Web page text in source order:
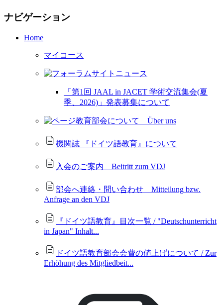
ナビゲーション
Home
マイコース
サイトニュース
「第1回 JAAL in JACET 学術交流集会(夏
季、2026)」発表募集について
教育部会について Über uns
機関誌 『ドイツ語教育』について
入会のご案内 Beitritt zum VDJ
部会へ連絡・問い合わせ Mitteilung bzw.
Anfrage an den VDJ
『ドイツ語教育』目次一覧 / "Deutschunterricht
in Japan" Inhalt...
ドイツ語教育部会会費の値上げについて / Zur
Erhöhung des Mitgliedbeit...